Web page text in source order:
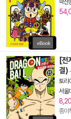
학산
[전
결) -
토리
서울
종이